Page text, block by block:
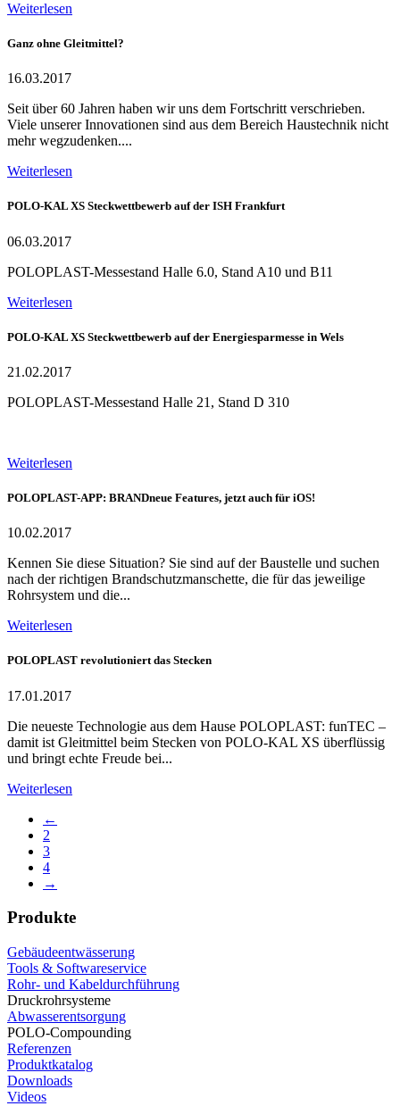
Weiterlesen
Ganz ohne Gleitmittel?
16.03.2017
Seit über 60 Jahren haben wir uns dem Fortschritt verschrieben.
Viele unserer Innovationen sind aus dem Bereich Haustechnik nicht
mehr wegzudenken....
Weiterlesen
POLO-KAL XS Steckwettbewerb auf der ISH Frankfurt
06.03.2017
POLOPLAST-Messestand Halle 6.0, Stand A10 und B11
Weiterlesen
POLO-KAL XS Steckwettbewerb auf der Energiesparmesse in Wels
21.02.2017
POLOPLAST-Messestand Halle 21, Stand D 310
Weiterlesen
POLOPLAST-APP: BRANDneue Features, jetzt auch für iOS!
10.02.2017
Kennen Sie diese Situation? Sie sind auf der Baustelle und suchen
nach der richtigen Brandschutzmanschette, die für das jeweilige
Rohrsystem und die...
Weiterlesen
POLOPLAST revolutioniert das Stecken
17.01.2017
Die neueste Technologie aus dem Hause POLOPLAST: funTEC –
damit ist Gleitmittel beim Stecken von POLO-KAL XS überflüssig
und bringt echte Freude bei...
Weiterlesen
←
2
3
4
→
Produkte
Gebäudeentwässerung
Tools & Softwareservice
Rohr- und Kabeldurchführung
Druckrohrsysteme
Abwasserentsorgung
POLO-Compounding
Referenzen
Produktkatalog
Downloads
Videos